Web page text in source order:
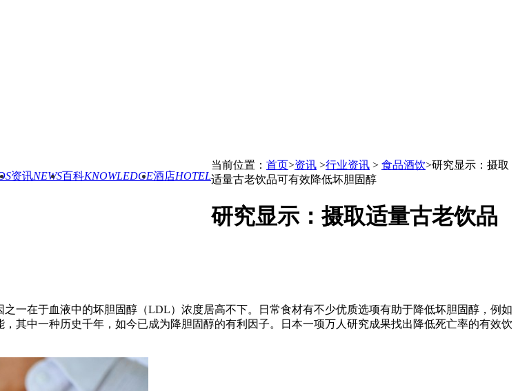
资讯NEWS百科KNOWLEDGE酒店HOTEL
当前位置： 首页>资讯 >行业资讯 > 食品酒饮>研究显示：摄取
适量古老饮品可有效降低坏胆固醇
研究显示：摄取适量古老饮品
一在于血液中的坏胆固醇（LDL）浓度居高不下。日常食材有不少优质选项有助于降低坏胆固醇，例如
其中一种历史千年，如今已成为降胆固醇的有利因子。日本一项万人研究成果找出降低死亡率的有效饮